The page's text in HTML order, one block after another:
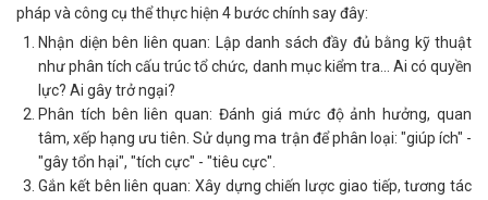
pháp và công cụ thể thực hiện 4 bước chính say đây:
Nhận diện bên liên quan: Lập danh sách đầy đủ bằng kỹ thuật
như phân tích cấu trúc tổ chức, danh mục kiểm tra... Ai có quyền
lực? Ai gây trở ngại?
Phân tích bên liên quan: Đánh giá mức độ ảnh hưởng, quan
tâm, xếp hạng ưu tiên. Sử dụng ma trận để phân loại: "giúp ích" -
"gây tổn hại", "tích cực" - "tiêu cực".
Gắn kết bên liên quan: Xây dựng chiến lược giao tiếp, tương tác